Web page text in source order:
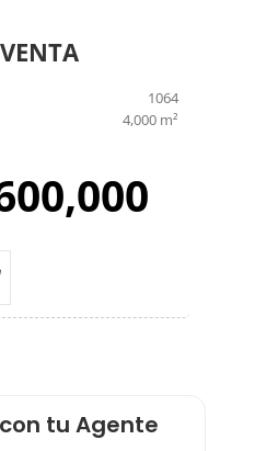
1064
4,000 m²
tu Agente